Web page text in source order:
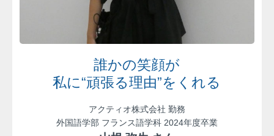
誰かの笑顔が
私に“頑張る理由”をくれる
アクティオ株式会社 勤務
外国語学部 フランス語学科 2024年度卒業